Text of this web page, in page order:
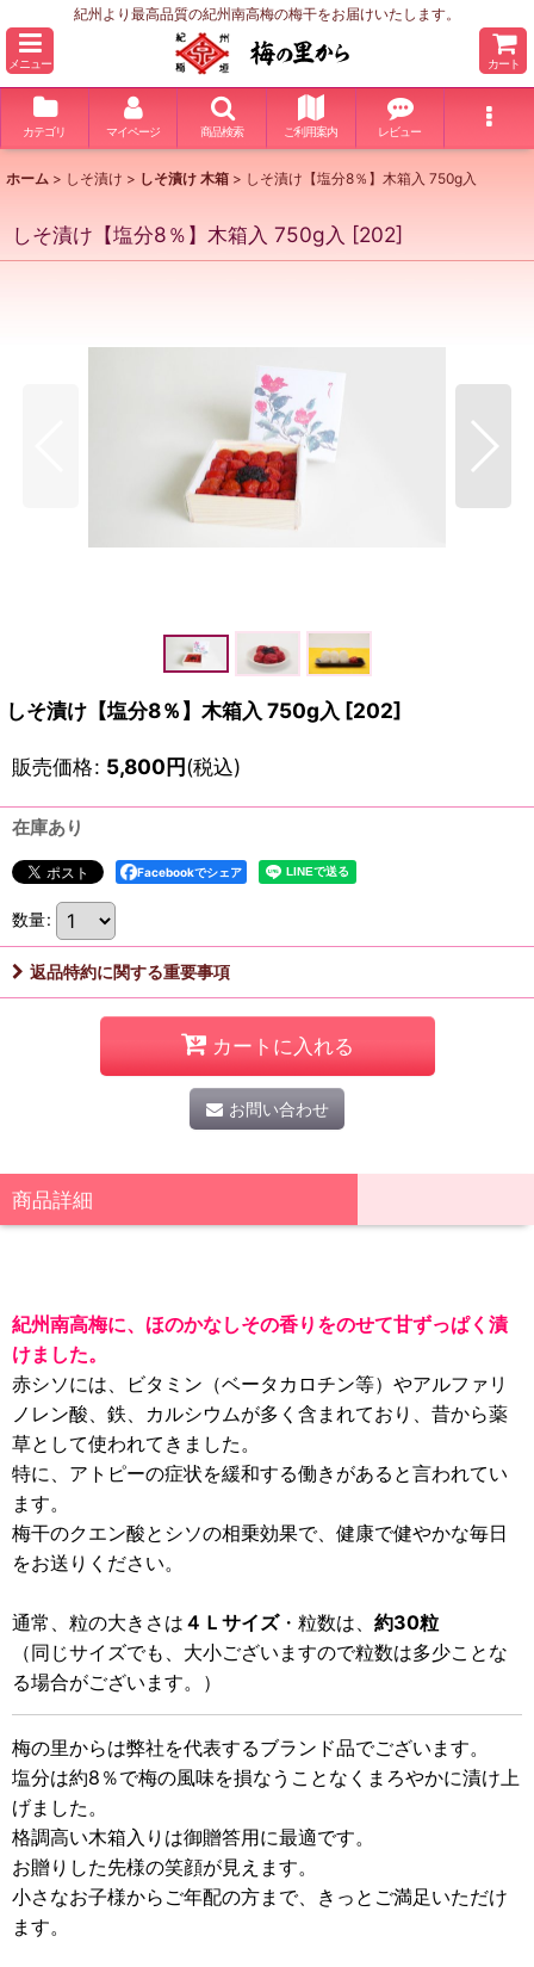
紀州より最高品質の紀州南高梅の梅干をお届けいたします。
メニュー カート
カテゴリ マイページ 商品検索 ご利用案内 レビュー
ホーム > しそ漬け > しそ漬け 木箱 > しそ漬け【塩分8％】木箱入 750g入
しそ漬け【塩分8％】木箱入 750g入 [202]
しそ漬け【塩分8％】木箱入 750g入 [202]
販売価格: 5,800円(税込)
在庫あり
Facebookでシェア
数量:
返品特約に関する重要事項
カートに入れる
お問い合わせ
商品詳細
紀州南高梅に、ほのかなしその香りをのせて甘ずっぱく漬
けました。
赤シソには、ビタミン（ベータカロチン等）やアルファリ
ノレン酸、鉄、カルシウムが多く含まれており、昔から薬
草として使われてきました。
特に、アトピーの症状を緩和する働きがあると言われてい
ます。
梅干のクエン酸とシソの相乗効果で、健康で健やかな毎日
をお送りください。
通常、粒の大きさは ４Ｌサイズ・粒数は、 約30粒
（同じサイズでも、大小ございますので粒数は多少ことな
る場合がございます。）
梅の里からは弊社を代表するブランド品でございます。
塩分は約8％で梅の風味を損なうことなくまろやかに漬け上
げました。
格調高い木箱入りは御贈答用に最適です。
お贈りした先様の笑顔が見えます。
小さなお子様からご年配の方まで、きっとご満足いただけ
ます。